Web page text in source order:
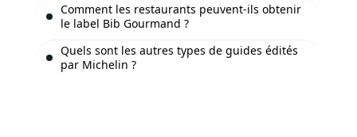
Comment les restaurants peuvent-ils obtenir
le label Bib Gourmand ?
Quels sont les autres types de guides édités
par Michelin ?